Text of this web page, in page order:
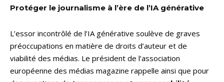
Protéger le journalisme à l’ère de l’IA générative
L’essor incontrôlé de l’IA générative soulève de graves
préoccupations en matière de droits d’auteur et de
viabilité des médias. Le président de l’association
européenne des médias magazine rappelle ainsi que pour